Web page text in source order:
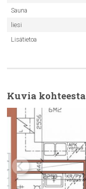
Sauna
liesi
Lisätietoa
Kuvia kohteesta